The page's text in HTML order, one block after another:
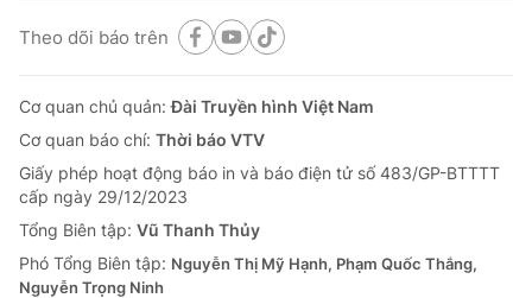
Giải sao mai
Âm nhạc
Du lịch
Làm đẹp
Chất lượng cuộc sống
Tuyển sinh
Học trực tuyến
Công nghệ
Hitech Công nghệ tương lai
Sản phẩm
Thị trường
Giao lưu trực tuyến
Lịch phát sóng
Theo dõi báo trên
Cơ quan chủ quản:Đài Truyền hình Việt Nam
Cơ quan báo chí: Thời báo VTV
Giấy phép hoạt động báo in và báo điện tử số 483/GP-BTTTT
cấp ngày 29/12/2023
Tổng Biên tập: Vũ Thanh Thủy
Phó Tổng Biên tập: Nguyễn Thị Mỹ Hạnh, Phạm Quốc Thắng,
Nguyễn Trọng Ninh